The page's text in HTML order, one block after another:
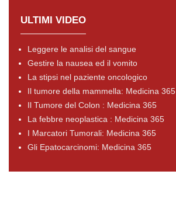
ULTIMI VIDEO
Leggere le analisi del sangue
Gestire la nausea ed il vomito
La stipsi nel paziente oncologico
Il tumore della mammella: Medicina 365
Il Tumore del Colon : Medicina 365
La febbre neoplastica : Medicina 365
I Marcatori Tumorali: Medicina 365
Gli Epatocarcinomi: Medicina 365